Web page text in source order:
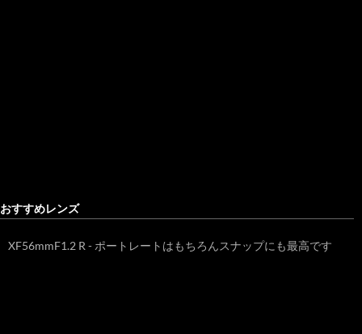
おすすめレンズ
XF56mmF1.2 R - ポートレートはもちろんスナップにも最高です